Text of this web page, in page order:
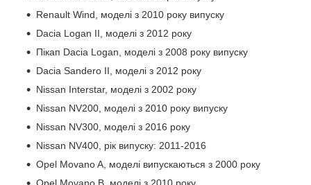
Renault Wind, моделі з 2010 року випуску
Dacia Logan II, моделі з 2012 року
Пікап Dacia Logan, моделі з 2008 року випуску
Dacia Sandero II, моделі з 2012 року
Nissan Interstar, моделі з 2002 року
Nissan NV200, моделі з 2010 року випуску
Nissan NV300, моделі з 2016 року
Nissan NV400, рік випуску: 2011-2016
Opel Movano A, моделі випускаються з 2000 року
Opel Movano B, моделі з 2010 року